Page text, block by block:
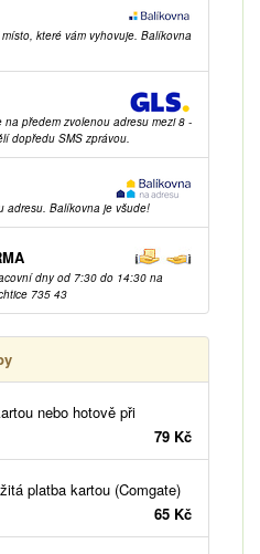
které vám vyhovuje. Balíkovna
předem zvolenou adresu mezi 8 -
dopředu SMS zprávou.
adresu. Balíkovna je všude!
dny od 7:30 do 14:30 na
735 43
nebo hotově při
79 Kč
platba kartou (Comgate)
65 Kč